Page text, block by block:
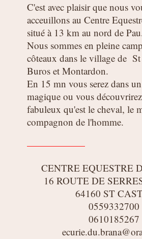
C'est avec plaisir que nous
acceuillons au Centre
situé à 13 km au nord de
Nous sommes en pleine
côteaux dans le village de
Buros et Montardon.
En 15 mn vous serez dans
magique ou vous
fabuleux qu'est le cheval, le
compagnon de l'homme.
——————
CENTRE EQUESTRE
16 ROUTE DE
64160 ST
0559332700
0610185267